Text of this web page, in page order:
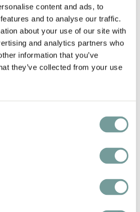
content and ads, to
and to analyse our traffic.
about your use of our site with
and analytics partners who
information that you’ve
they’ve collected from your use
echter Gastfreundschaft,
kreative Kraft in der Küche
ihr gemeinsamer Traum
im Michelin-Führer belohnt.
Watergang
das tiefer geht